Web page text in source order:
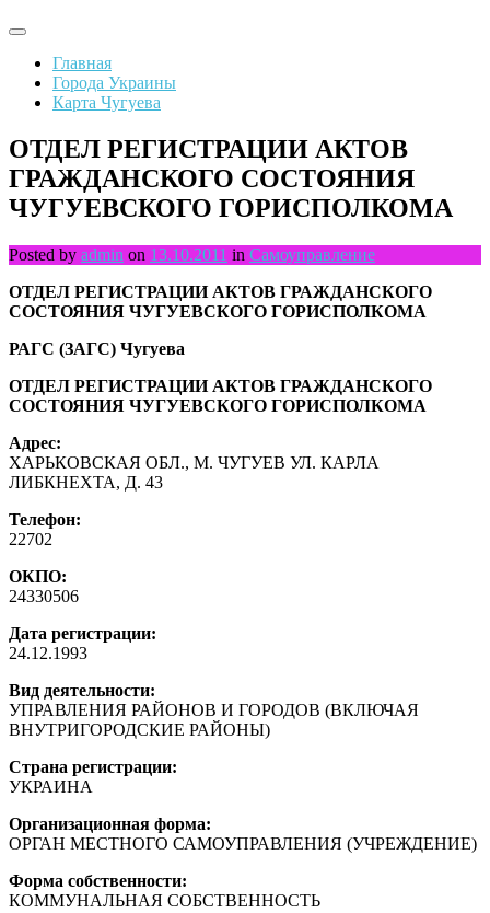
Главная
Города Украины
Карта Чугуева
ОТДЕЛ РЕГИСТРАЦИИ АКТОВ
ГРАЖДАНСКОГО СОСТОЯНИЯ
ЧУГУЕВСКОГО ГОРИСПОЛКОМА
Posted by admin on 13.10.2011 in Самоуправление
ОТДЕЛ РЕГИСТРАЦИИ АКТОВ ГРАЖДАНСКОГО
СОСТОЯНИЯ ЧУГУЕВСКОГО ГОРИСПОЛКОМА
РАГС (ЗАГС) Чугуева
ОТДЕЛ РЕГИСТРАЦИИ АКТОВ ГРАЖДАНСКОГО
СОСТОЯНИЯ ЧУГУЕВСКОГО ГОРИСПОЛКОМА
Адрес:
ХАРЬКОВСКАЯ ОБЛ., М. ЧУГУЕВ УЛ. КАРЛА
ЛИБКНЕХТА, Д. 43
Телефон:
22702
ОКПО:
24330506
Дата регистрации:
24.12.1993
Вид деятельности:
УПРАВЛЕНИЯ РАЙОНОВ И ГОРОДОВ (ВКЛЮЧАЯ
ВНУТРИГОРОДСКИЕ РАЙОНЫ)
Страна регистрации:
УКРАИНА
Организационная форма:
ОРГАН МЕСТНОГО САМОУПРАВЛЕНИЯ (УЧРЕЖДЕНИЕ)
Форма собственности:
КОММУНАЛЬНАЯ СОБСТВЕННОСТЬ